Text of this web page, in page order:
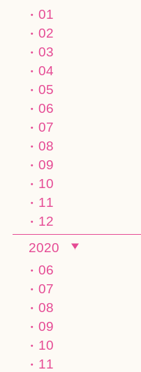
01
02
03
04
05
06
07
08
09
10
11
12
2020
06
07
08
09
10
11